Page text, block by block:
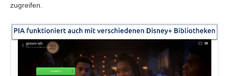
zugreifen.